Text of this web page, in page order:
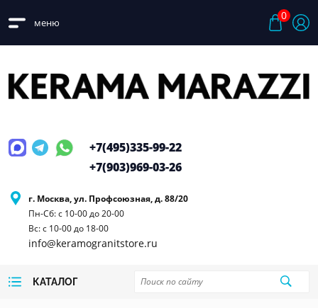
меню
0
г. Москва, ул. Профсоюзная, д. 88/20
Пн-Сб: с 10-00 до 20-00
Вс: с 10-00 до 18-00
info@keramogranitstore.ru
+7(495)335-99-22
+7(903)969-03-26
КАТАЛОГ